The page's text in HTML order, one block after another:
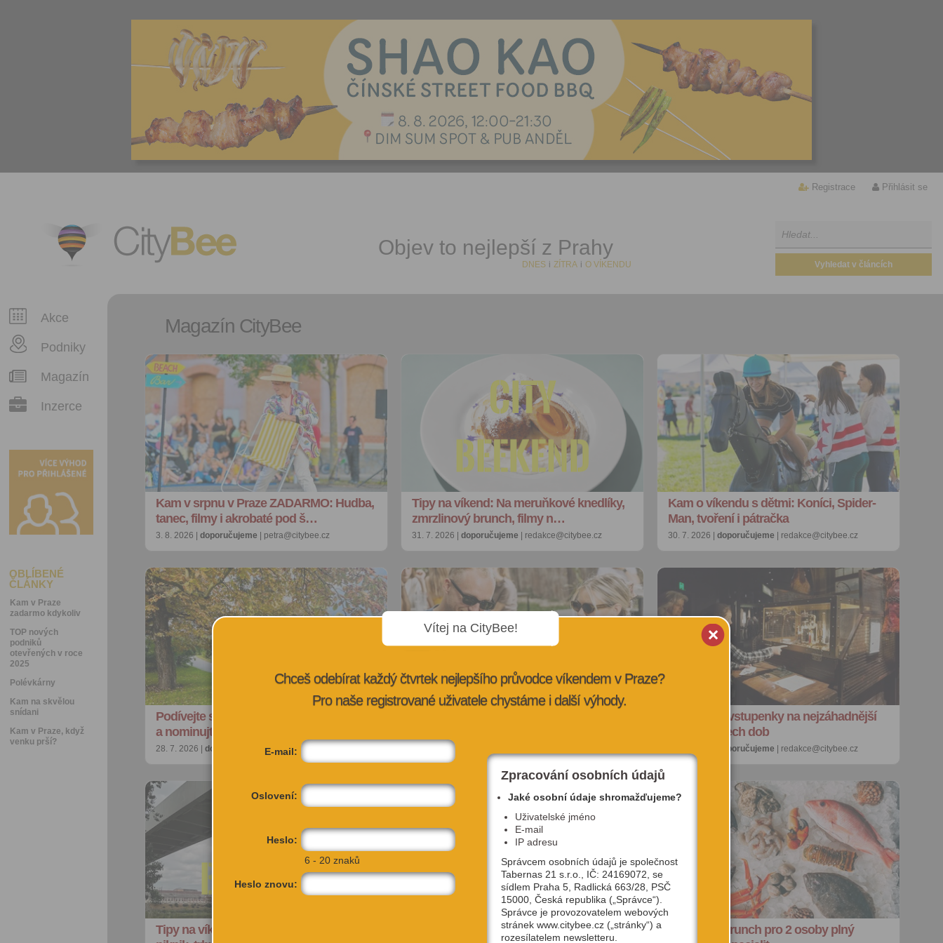
Registrace Přihlásit se
CityBee Objev to nejlepší z Prahy
DNES i ZÍTRA i O VÍKENDU
Akce
Podniky
Magazín
Inzerce
OBLÍBENÉ
ČLÁNKY
Kam v Praze
zadarmo kdykoliv
TOP nových
podniků
otevřených v roce
2025
Polévkárny
Kam na skvělou
snídani
Kam v Praze, když
venku prší?
Magazín CityBee
Kam v srpnu v Praze ZADARMO: Hudba,
tanec, filmy i akrobaté pod š…
3. 8. 2026 | doporučujeme | petra@citybee.cz
Tipy na víkend: Na meruňkové knedlíky,
zmrzlinový brunch, filmy n…
31. 7. 2026 | doporučujeme | redakce@citybee.cz
Kam o víkendu s dětmi: Koníci, Spider-
Man, tvoření i pátračka
30. 7. 2026 | doporučujeme | redakce@citybee.cz
Podívejte se na nejkrásnější pražské aleje
a nominujte jiné strom…
28. 7. 2026 | doporučujeme | redakce@citybee.cz 27. 7. 2026 |
SOUTĚŽ o vstupenky na nejzáhadnější
výstavu všech dob
doporučujeme | redakce@citybee.cz
Tipy na víkend: Akrobacie na lávce,
Hostivařská přehrada: Objevte místo, kde
SOUTĚŽ: Brunch pro 2 osoby plný
Vítej na CityBee!
Chceš odebírat každý čtvrtek nejlepšího průvodce víkendem v Praze?
Pro naše registrované uživatele chystáme i další výhody.
E-mail:
Oslovení:
Heslo:
6 - 20 znaků
Heslo znovu:
Zpracování osobních údajů
Jaké osobní údaje shromažďujeme?
Uživatelské jméno
E-mail
IP adresu
Správcem osobních údajů je společnost
Tabernas 21 s.r.o., IČ: 24169072, se
sídlem Praha 5, Radlická 663/28, PSČ
15000, Česká republika („Správce“).
Správce je provozovatelem webových
stránek www.citybee.cz („stránky“) a
rozesílatelem newsletteru.